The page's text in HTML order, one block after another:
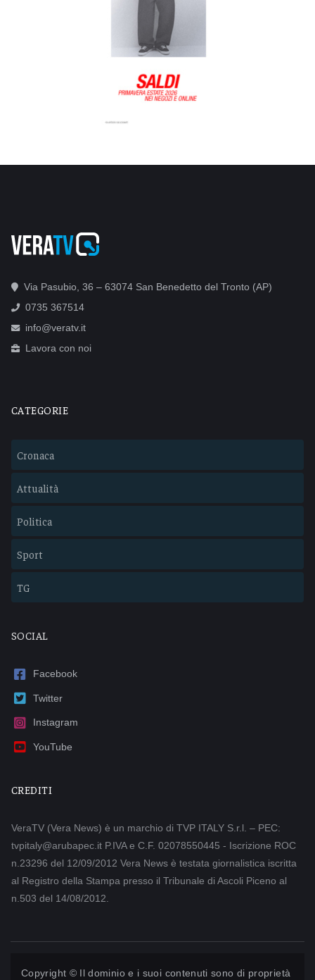
Via Pasubio, 36 – 63074 San Benedetto del Tronto (AP)
0735 367514
info@veratv.it
Lavora con noi
CATEGORIE
Cronaca
Attualità
Politica
Sport
TG
SOCIAL
Facebook
Twitter
Instagram
YouTube
CREDITI
VeraTV (Vera News) è un marchio di TVP ITALY S.r.l. – PEC:
tvpitaly@arubapec.it P.IVA e C.F. 02078550445 - Iscrizione ROC
n.23296 del 12/09/2012 Vera News è testata giornalistica iscritta
al Registro della Stampa presso il Tribunale di Ascoli Piceno al
n.503 del 14/08/2012.
Copyright © Il dominio e i suoi contenuti sono di proprietà